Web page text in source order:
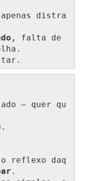
distra
, falta de
— quer qu
.
o reflexo daq
.